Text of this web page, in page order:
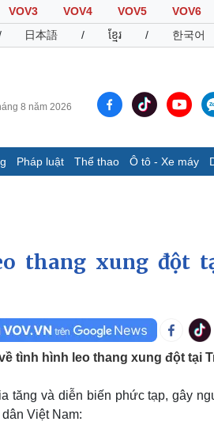
VOV3 VOV4 VOV5 VOV6
日本語 / ខ្មែរ / 한국어
8 năm 2026
Pháp luật Thể thao Ô tô - Xe máy
Infographic
bóng đá
Ô tô - Xe máy
Xe máy
thang xung đột
tình hình leo thang xung đột tại
tăng và diễn biến phức tạp, gây
Việt Nam: